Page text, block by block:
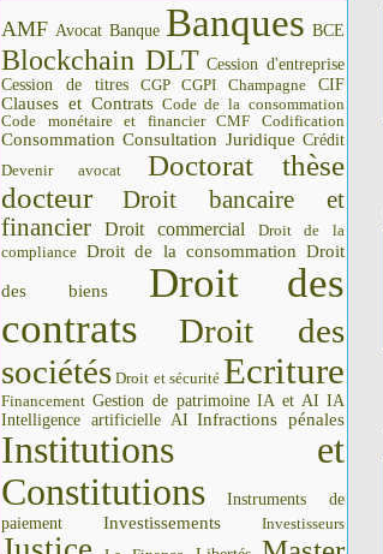
AMF Avocat Banque Banques BCE
Blockchain DLT Cession d'entreprise
Cession de titres
CGP CGPI Champagne CIF
Clauses et Contrats Code de la consommation
Code monétaire et financier CMF
Codification
Consommation Consultation Juridique Crédit
Devenir avocat
Doctorat thèse
docteur
Droit bancaire et
financier
Droit commercial
Droit de la
compliance Droit de la consommation Droit
des biens
Droit des
contrats
Droit des
sociétés Droit et sécurité Ecriture
Financement Gestion de patrimoine IA et AI IA
Intelligence artificielle AI Infractions pénales
Institutions et
Constitutions
Instruments de
paiement
Investissements Investisseurs